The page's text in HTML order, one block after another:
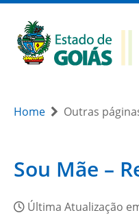
Home Outras
Sou Mãe –
Última Atualização